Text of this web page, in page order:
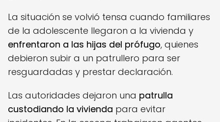
La situación se volvió tensa cuando familiares
de la adolescente llegaron a la vivienda y
enfrentaron a las hijas del prófugo, quienes
debieron subir a un patrullero para ser
resguardadas y prestar declaración.
Las autoridades dejaron una patrulla
custodiando la vivienda para evitar